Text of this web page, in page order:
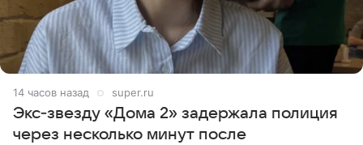
14 часов назад super.ru
Экс‑звезду «Дома 2» задержала полиция
через несколько минут после